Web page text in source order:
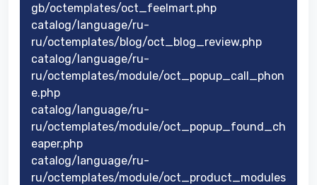
gb/octemplates/oct_feelmart.php
catalog/language/ru-
ru/octemplates/blog/oct_blog_review.php
catalog/language/ru-
ru/octemplates/module/oct_popup_call_phon
e.php
catalog/language/ru-
ru/octemplates/module/oct_popup_found_ch
eaper.php
catalog/language/ru-
ru/octemplates/module/oct_product_modules